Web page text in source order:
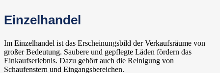
Einzelhandel
Im Einzelhandel ist das Erscheinungsbild der Verkaufsräume von
großer Bedeutung. Saubere und gepflegte Läden fördern das
Einkaufserlebnis. Dazu gehört auch die Reinigung von
Schaufenstern und Eingangsbereichen.